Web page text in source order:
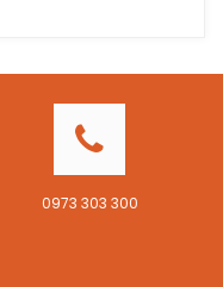
0973 303 300